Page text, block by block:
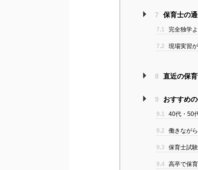
7 保育士の
7.1 完全独学
7.2 現場実習
8 直近の保
9 おすすめ
9.1 40代・50
9.2 働きなが
9.3 保育士試
9.4 高卒で保